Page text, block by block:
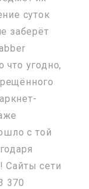
суток
заберёт
угодно,
с той
Сайты сети
370